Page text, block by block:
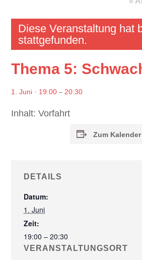
Diese Veranstaltung hat
stattgefunden.
Thema 5:
1. Juni · 19:00 – 20:30
Inhalt: Vorfahrt
Zum
DETAILS
Datum:
1. Juni
Zeit:
19:00 – 20:30
VERANSTALTUNGSORT